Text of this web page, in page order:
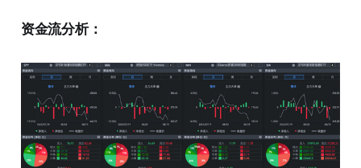
资金流分析：